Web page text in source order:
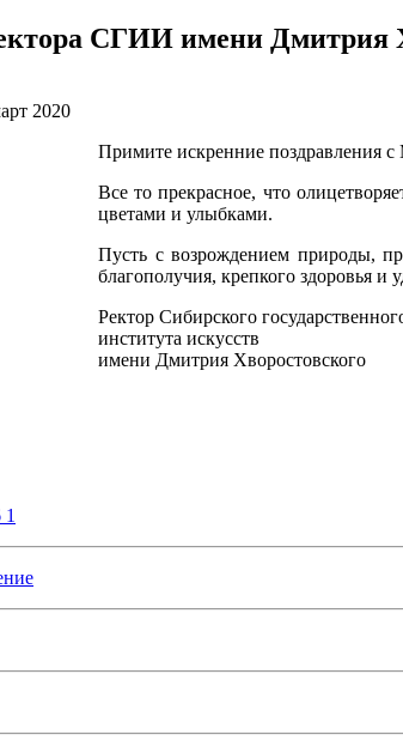
СГИИ имени Дмитрия
2020
Примите искренние поздравления
Все то прекрасное, что
цветами и улыбками.
Пусть с возрождением природы,
благополучия, крепкого здоровья и
Ректор Сибирского
института искусств
имени Дмитрия